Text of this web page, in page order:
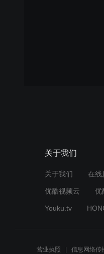
关于我们
关于我们 在线
优酷视频云 优
Youku.tv
营业执照 信息网络传